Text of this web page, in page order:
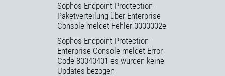
Sophos Endpoint Prodtection -
Paketverteilung über Enterprise
Console meldet Fehler 0000002e
Sophos Endpoint Protection -
Enterprise Console meldet Error
Code 80040401 es wurden keine
Updates bezogen